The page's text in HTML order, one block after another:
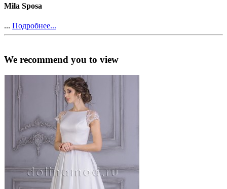
Mila Sposa
... Подробнее...
We recommend you to view